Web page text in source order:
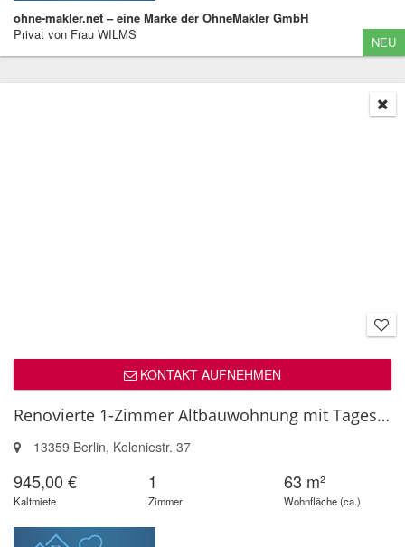
ohne-makler.net – eine Marke der OhneMakler GmbH
Privat von Frau WILMS
NEU
KONTAKT AUFNEHMEN
Renovierte 1-Zimmer Altbauwohnung mit Tageslicht-Badezimmer zum direkten...
13359 Berlin, Koloniestr. 37
945,00 €
Kaltmiete
1
Zimmer
63 m²
Wohnfläche (ca.)